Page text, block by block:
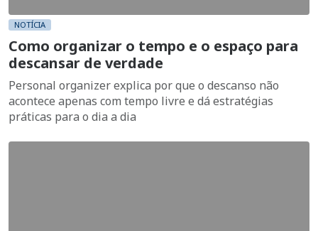
NOTÍCIA
Como organizar o tempo e o espaço para
descansar de verdade
Personal organizer explica por que o descanso não
acontece apenas com tempo livre e dá estratégias
práticas para o dia a dia